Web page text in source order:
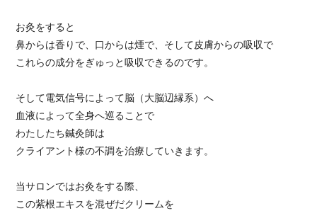
お灸をすると
鼻からは香りで、口からは煙で、そして皮膚からの吸収で
これらの成分をぎゅっと吸収できるのです。
そして電気信号によって脳（大脳辺縁系）へ
血液によって全身へ巡ることで
わたしたち鍼灸師は
クライアント様の不調を治療していきます。
当サロンではお灸をする際、
この紫根エキスを混ぜだクリームを